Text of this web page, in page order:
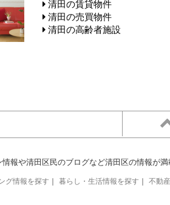
清田の賃貸物件
清田の売買物件
清田の高齢者施設
報や清田区民のブログなど清田区の情報が
グ情報を探す ｜ 暮らし・生活情報を探す ｜ 不動